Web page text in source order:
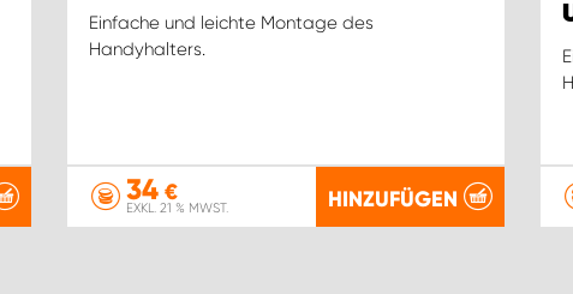
Einfache und leichte Montage des
Handyhalters.
34€
EXKL. 21 % MWST. HINZUFÜGEN